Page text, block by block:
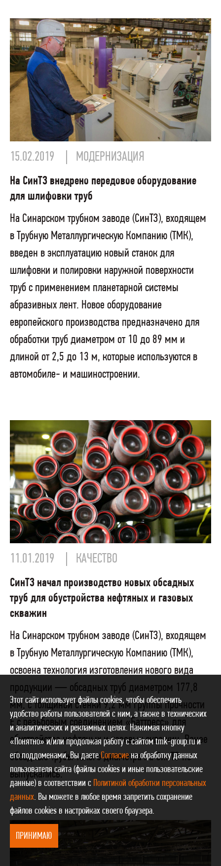
15.02.2019 МОДЕРНИЗАЦИЯ
На СинТЗ внедрено передовое оборудование
для шлифовки труб
На Синарском трубном заводе (СинТЗ), входящем
в Трубную Металлургическую Компанию (ТМК),
введен в эксплуатацию новый станок для
шлифовки и полировки наружной поверхности
труб с применением планетарной системы
абразивных лент. Новое оборудование
европейского производства предназначено для
обработки труб диаметром от 10 до 89 мм и
длиной от 2,5 до 13 м, которые используются в
автомобиле- и машиностроении.
11.01.2019 КАЧЕСТВО
СинТЗ начал производство новых обсадных
труб для обустройства нефтяных и газовых
скважин
На Синарском трубном заводе (СинТЗ), входящем
в Трубную Металлургическую Компанию (ТМК),
освоена технология изготовления нового вида
продукции — обсадных труб диаметром 177,8
мм, с толщиной стенки 9,2 мм группы прочности
Е с резьбовым соединением «Баттресс» для
обустройства нефтяных и газовых скважин. Ранее
обсадные трубы такого диаметра на СинТЗ не
выпускались.
Этот сайт использует файлы cookies, чтобы обеспечить
удобство работы пользователей с ним, а также в технических
и аналитических и рекламных целях. Нажимая кнопку
«Понятно» и/или продолжая работу с сайтом tmk-group.ru и
его поддоменами, Вы даетеСогласиена обработку данных
пользователя сайта (файлы cookies и иные пользовательские
данные) в соответствии с Политикой обработки персональных
данных. Вы можете в любое время запретить сохранение
файлов cookies в настройках своего браузера.
ПРИНИМАЮ